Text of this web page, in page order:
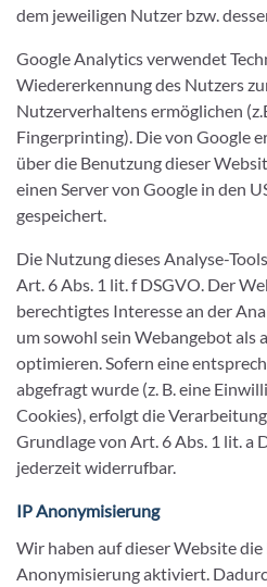
dem jeweiligen Nutzer bzw.
Google Analytics verwendet
Wiedererkennung des Nutzers
Nutzerverhaltens ermöglichen
Fingerprinting). Die von Google
über die Benutzung dieser
einen Server von Google in den
gespeichert.
Die Nutzung dieses Analyse-
Art. 6 Abs. 1 lit. f DSGVO. Der
berechtigtes Interesse an der
um sowohl sein Webangebot als
optimieren. Sofern eine
abgefragt wurde (z. B. eine
Cookies), erfolgt die
Grundlage von Art. 6 Abs. 1 lit. a
jederzeit widerrufbar.
IP Anonymisierung
Wir haben auf dieser Website
Anonymisierung aktiviert.